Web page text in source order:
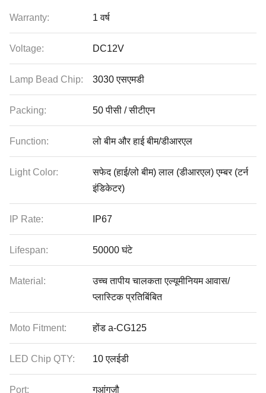
Warranty: 1 वर्ष
Voltage: DC12V
Lamp Bead Chip: 3030 एसएमडी
Packing: 50 पीसी / सीटीएन
Function: लो बीम और हाई बीम/डीआरएल
Light Color:
सफेद (हाई/लो बीम) लाल (डीआरएल) एम्बर (टर्न
इंडिकेटर)
IP Rate: IP67
Lifespan: 50000 घंटे
Material:
उच्च तापीय चालकता एल्यूमीनियम आवास/
प्लास्टिक प्रतिबिंबित
Moto Fitment: होंड a-CG125
LED Chip QTY: 10 एलईडी
Port: गुआंगज़ौ